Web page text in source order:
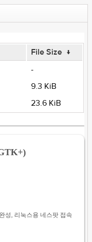
File Size ↓
-
9.3 KiB
23.6 KiB
성, 리눅스용 네스팟 접속